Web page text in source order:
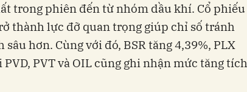
trong phiên đến từ nhóm dầu khí. Cổ phiếu
thành lực đỡ quan trọng giúp chỉ số tránh
hơn. Cùng với đó, BSR tăng 4,39%, PLX
PVT và OIL cũng ghi nhận mức tăng tích